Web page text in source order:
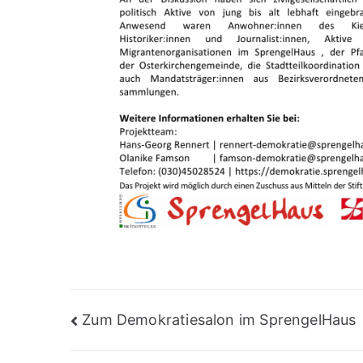
Beitragsnavigation
Zum Demokratiesalon im SprengelHaus